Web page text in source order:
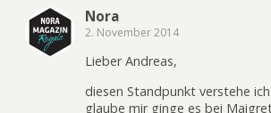
Nora
2. November 2014
Lieber Andreas,
diesen Standpunkt verstehe
glaube mir ginge es bei